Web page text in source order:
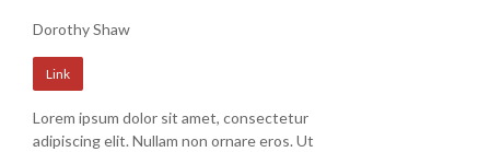
Lorem ipsum dolor sit amet, consectetur
adipiscing elit. Nullam non ornare eros. Ut
Dorothy Shaw
Link